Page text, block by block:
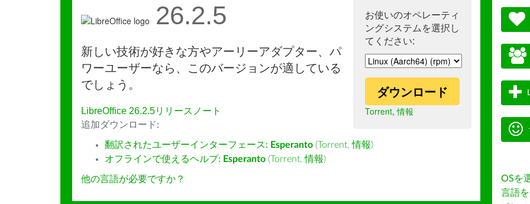
お使いのオペレーティ
ングシステムを選択し
てください:
ダウンロード
Torrent,情報
26.2.5
新しい技術が好きな方やアーリーアダプター、パ
ワーユーザーなら、このバージョンが適している
でしょう。
LibreOffice 26.2.5リリースノート
追加ダウンロード:
翻訳されたユーザーインターフェース: Esperanto (Torrent,情報)
オフラインで使えるヘルプ: Esperanto (Torrent,情報)
他の言語が必要ですか？
OSを
言語